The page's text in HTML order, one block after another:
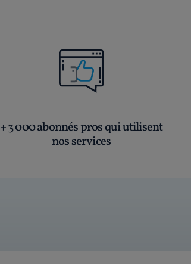
+ 3 000 abonnés pros qui utilisent
nos services